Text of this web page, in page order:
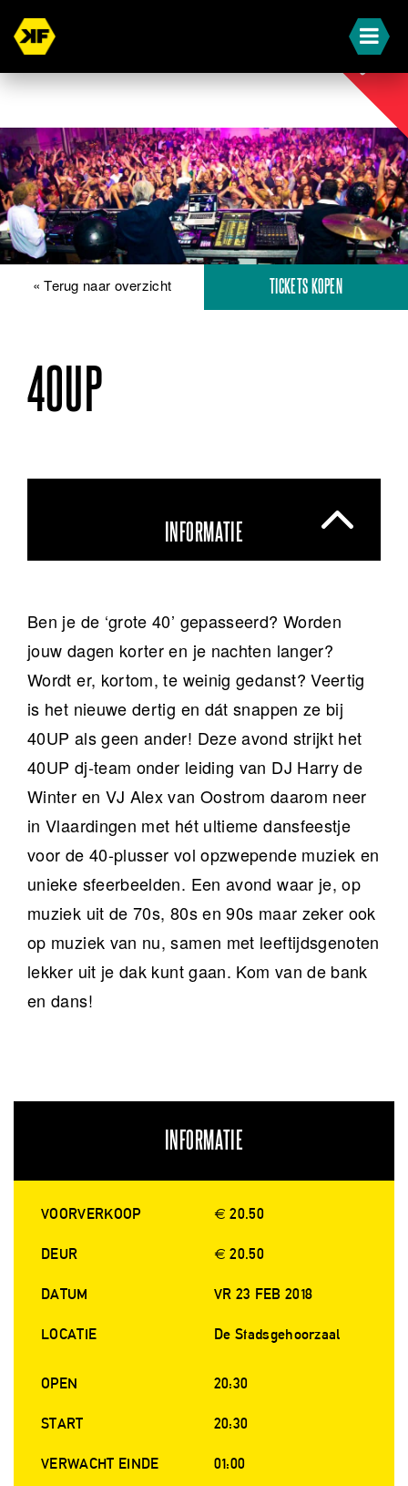
STADS
« Terug naar overzicht TICKETS KOPEN
40UP
INFORMATIE
Ben je de ‘grote 40’ gepasseerd? Worden
jouw dagen korter en je nachten langer?
Wordt er, kortom, te weinig gedanst? Veertig
is het nieuwe dertig en dát snappen ze bij
40UP als geen ander! Deze avond strijkt het
40UP dj-team onder leiding van DJ Harry de
Winter en VJ Alex van Oostrom daarom neer
in Vlaardingen met hét ultieme dansfeestje
voor de 40-plusser vol opzwepende muziek en
unieke sfeerbeelden. Een avond waar je, op
muziek uit de 70s, 80s en 90s maar zeker ook
op muziek van nu, samen met leeftijdsgenoten
lekker uit je dak kunt gaan. Kom van de bank
en dans!
INFORMATIE
VOORVERKOOP € 20.50
DEUR € 20.50
DATUM VR 23 FEB 2018
LOCATIE De Stadsgehoorzaal
OPEN 20:30
START 20:30
VERWACHT EINDE 01:00